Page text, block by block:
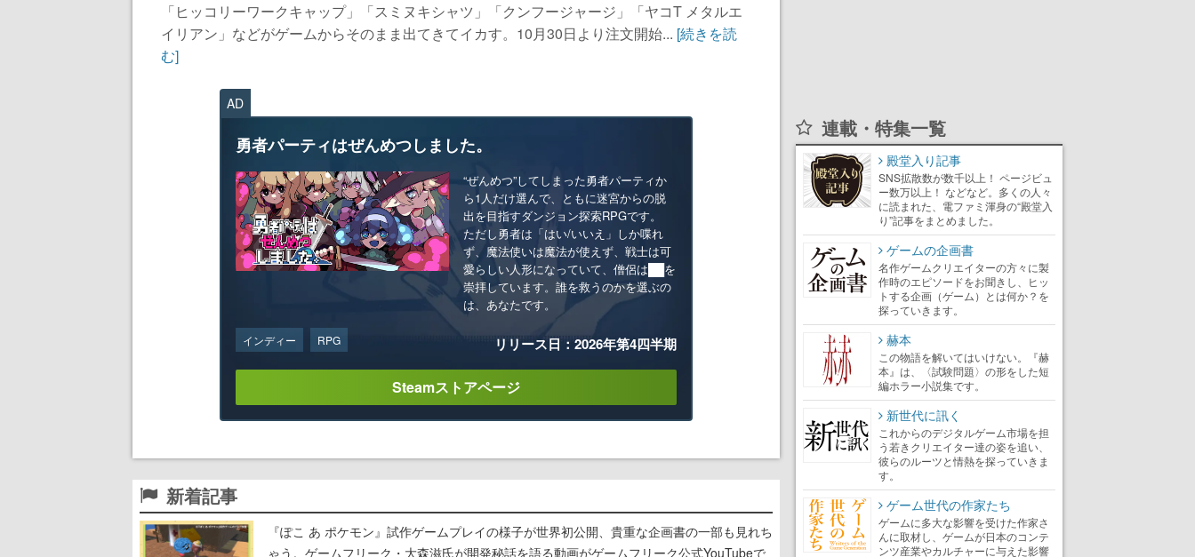
「ヒッコリーワークキャップ」「スミヌキシャツ」「クンフージャージ」「ヤコT メタルエ
イリアン」などがゲームからそのまま出てきてイカす。10月30日より注文開始... [続きを読
む]
AD
勇者パーティはぜんめつしました。
“ぜんめつ”してしまった勇者パーティか
ら1人だけ選んで、ともに迷宮からの脱
出を目指すダンジョン探索RPGです。
ただし勇者は「はい/いいえ」しか喋れ
ず、魔法使いは魔法が使えず、戦士は可
愛らしい人形になっていて、僧侶は██を
崇拝しています。誰を救うのかを選ぶの
は、あなたです。
インディー RPG リリース日：2026年第4四半期
Steamストアページ
新着記事
『ぽこ あ ポケモン』試作ゲームプレイの様子が世界初公開、貴重な企画書の一部も見れち
ゃう。ゲームフリーク・大森滋氏が開発秘話を語る動画がゲームフリーク公式YouTubeで
連載・特集一覧
殿堂入り記事
SNS拡散数が数千以上！ ページビュ
ー数万以上！ などなど。多くの人々
に読まれた、電ファミ渾身の“殿堂入
り”記事をまとめました。
ゲームの企画書
名作ゲームクリエイターの方々に製
作時のエピソードをお聞きし、ヒッ
トする企画（ゲーム）とは何か？を
探っていきます。
赫本
この物語を解いてはいけない。『赫
本』は、〈試験問題〉の形をした短
編ホラー小説集です。
新世代に訊く
これからのデジタルゲーム市場を担
う若きクリエイター達の姿を追い、
彼らのルーツと情熱を探っていきま
す。
ゲーム世代の作家たち
ゲームに多大な影響を受けた作家さ
んに取材し、ゲームが日本のコンテ
ンツ産業やカルチャーに与えた影響